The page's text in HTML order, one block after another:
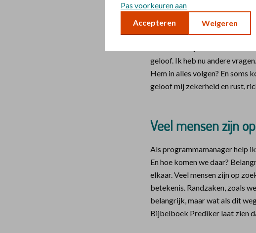
Roy werkt als
geloof en werk. Roy: ‘Ik
leven. Het leverde mij op mijn
geloof. Ik heb nu andere
Hem in alles volgen? En soms
geloof mij zekerheid en rust,
Veel mensen zijn
Als programmamanager help
En hoe komen we daar?
elkaar. Veel mensen zijn op
betekenis. Randzaken, zoals
belangrijk, maar wat als dit
Bijbelboek Prediker laat zien
Pas voorkeuren aan
Accepteren
Weigeren